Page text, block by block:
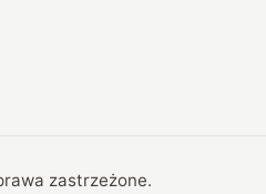
zastrzeżone.